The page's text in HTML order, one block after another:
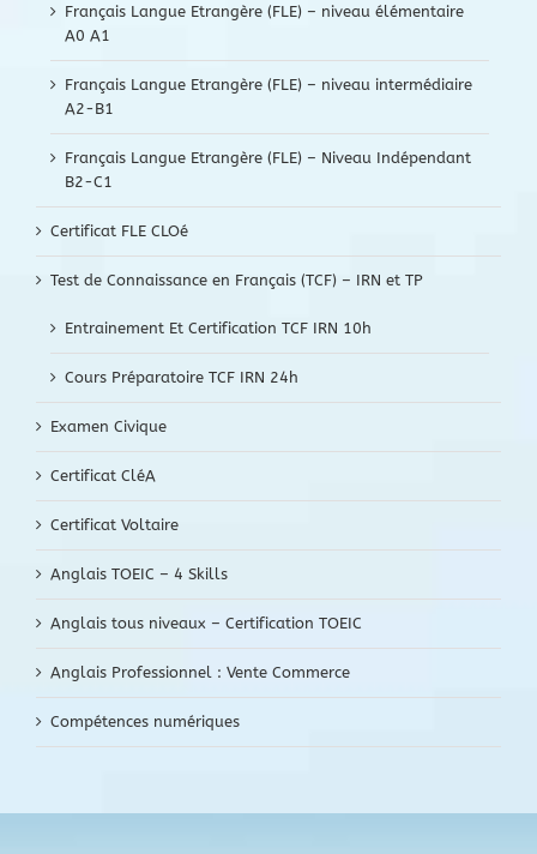
Français Langue Etrangère (FLE) – niveau élémentaire
A0 A1
Français Langue Etrangère (FLE) – niveau intermédiaire
A2-B1
Français Langue Etrangère (FLE) – Niveau Indépendant
B2-C1
Certificat FLE CLOé
Test de Connaissance en Français (TCF) – IRN et TP
Entrainement Et Certification TCF IRN 10h
Cours Préparatoire TCF IRN 24h
Examen Civique
Certificat CléA
Certificat Voltaire
Anglais TOEIC – 4 Skills
Anglais tous niveaux – Certification TOEIC
Anglais Professionnel : Vente Commerce
Compétences numériques